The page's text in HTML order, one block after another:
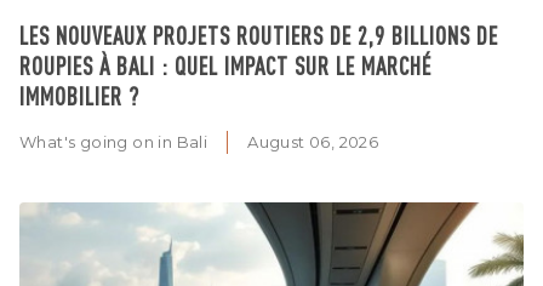
LES NOUVEAUX PROJETS ROUTIERS DE 2,9 BILLIONS DE
ROUPIES À BALI : QUEL IMPACT SUR LE MARCHÉ
IMMOBILIER ?
What's going on in Bali August 06, 2026